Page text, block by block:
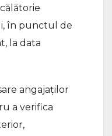
în punctul de
la data
angajaţilor
a verifica